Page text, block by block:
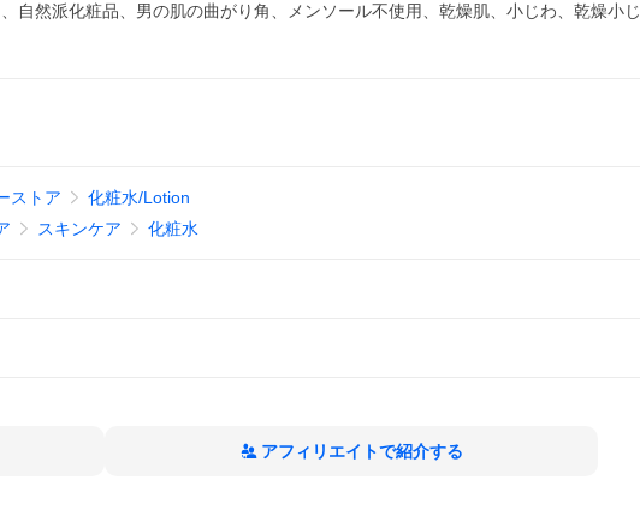
自然派化粧品、男の肌の曲がり角、メンソール不使用、乾燥肌、小じわ、乾燥小じ
ストア
化粧水/Lotion
スキンケア 化粧水
アフィリエイトで紹介する